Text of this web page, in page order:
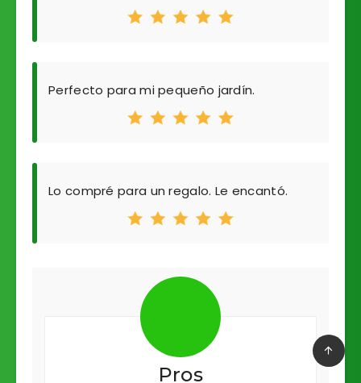
Perfecto para mi pequeño jardín.
Lo compré para un regalo. Le encantó.
Pros